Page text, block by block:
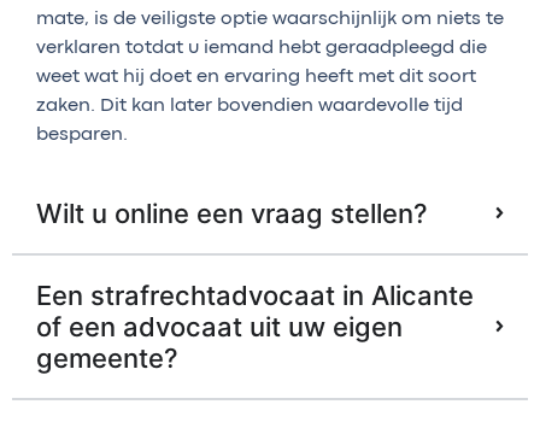
mate, is de veiligste optie waarschijnlijk om niets te
verklaren totdat u iemand hebt geraadpleegd die
weet wat hij doet en ervaring heeft met dit soort
zaken. Dit kan later bovendien waardevolle tijd
besparen.
Wilt u online een vraag stellen?
Een strafrechtadvocaat in Alicante
of een advocaat uit uw eigen
gemeente?